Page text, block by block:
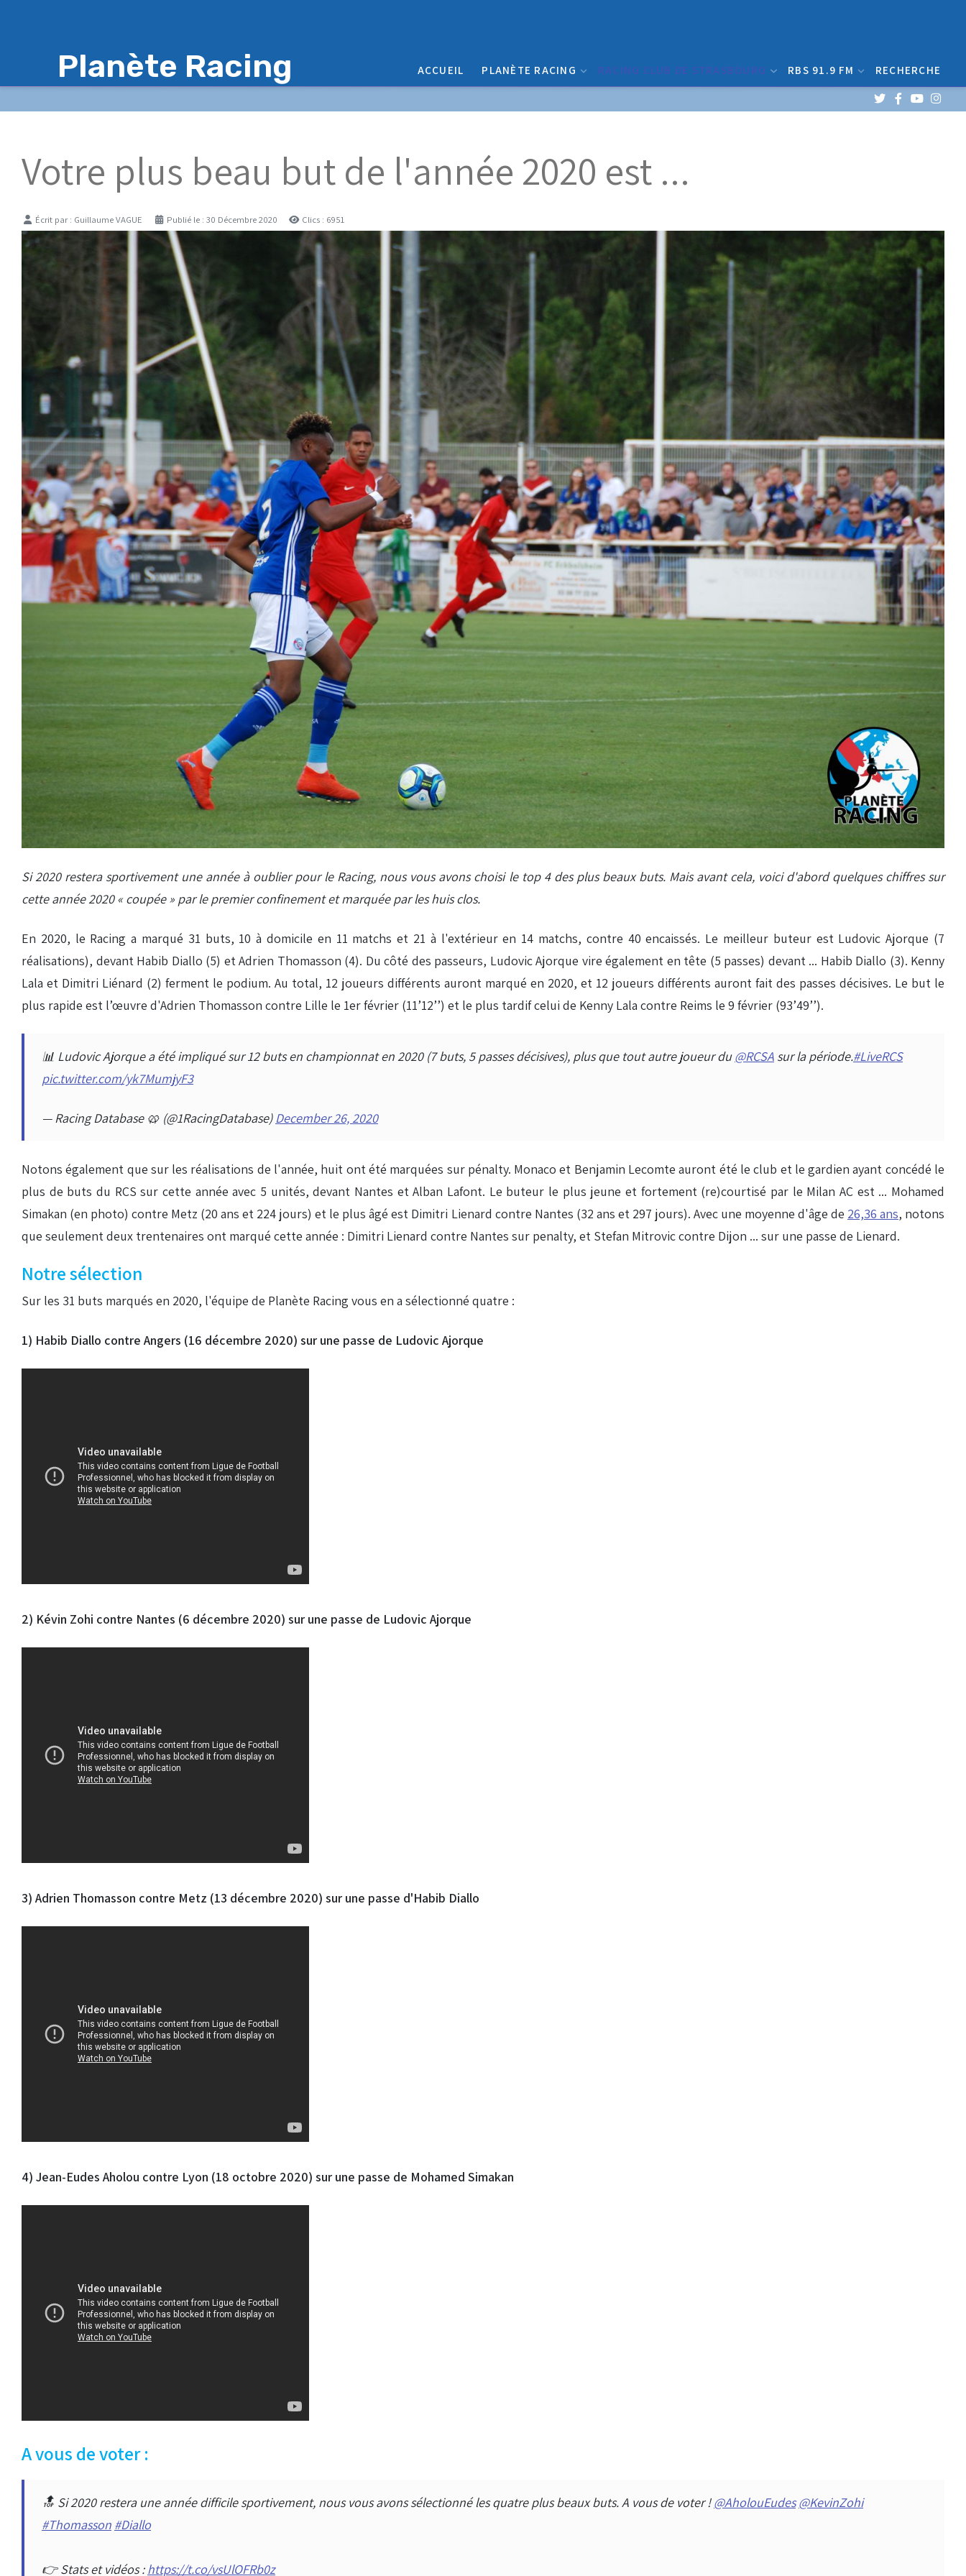
Planète Racing ACCUEIL PLANÈTE RACING RACING CLUB DE STRASBOURG RBS 91.9 FM RECHERCHE
Votre plus beau but de l'année 2020 est ...
DétailsÉcrit par : Guillaume VAGUE Publié le : 30 Décembre 2020 Clics : 6951
Si 2020 restera sportivement une année à oublier pour le Racing, nous vous avons choisi le top 4 des plus beaux buts. Mais avant cela, voici d'abord quelques chiffres sur
cette année 2020 « coupée » par le premier confinement et marquée par les huis clos.
En 2020, le Racing a marqué 31 buts, 10 à domicile en 11 matchs et 21 à l'extérieur en 14 matchs, contre 40 encaissés. Le meilleur buteur est Ludovic Ajorque (7
réalisations), devant Habib Diallo (5) et Adrien Thomasson (4). Du côté des passeurs, Ludovic Ajorque vire également en tête (5 passes) devant ... Habib Diallo (3). Kenny
Lala et Dimitri Liénard (2) ferment le podium. Au total, 12 joueurs différents auront marqué en 2020, et 12 joueurs différents auront fait des passes décisives. Le but le
plus rapide est l’œuvre d'Adrien Thomasson contre Lille le 1er février (11’12’’) et le plus tardif celui de Kenny Lala contre Reims le 9 février (93’49’’).
📊 Ludovic Ajorque a été impliqué sur 12 buts en championnat en 2020 (7 buts, 5 passes décisives), plus que tout autre joueur du@RCSA sur la période.#LiveRCS
pic.twitter.com/yk7MumjyF3
— Racing Database 🥨 (@1RacingDatabase)December 26, 2020
Notons également que sur les réalisations de l'année, huit ont été marquées sur pénalty. Monaco et Benjamin Lecomte auront été le club et le gardien ayant concédé le
plus de buts du RCS sur cette année avec 5 unités, devant Nantes et Alban Lafont. Le buteur le plus jeune et fortement (re)courtisé par le Milan AC est ... Mohamed
Simakan (en photo) contre Metz (20 ans et 224 jours) et le plus âgé est Dimitri Lienard contre Nantes (32 ans et 297 jours). Avec une moyenne d'âge de 26,36 ans, notons
que seulement deux trentenaires ont marqué cette année : Dimitri Lienard contre Nantes sur penalty, et Stefan Mitrovic contre Dijon ... sur une passe de Lienard.
Notre sélection
Sur les 31 buts marqués en 2020, l'équipe de Planète Racing vous en a sélectionné quatre :
1) Habib Diallo contre Angers (16 décembre 2020) sur une passe de Ludovic Ajorque
2) Kévin Zohi contre Nantes (6 décembre 2020) sur une passe de Ludovic Ajorque
3) Adrien Thomasson contre Metz (13 décembre 2020) sur une passe d'Habib Diallo
4) Jean-Eudes Aholou contre Lyon (18 octobre 2020) sur une passe de Mohamed Simakan
A vous de voter :
🔝 Si 2020 restera une année difficile sportivement, nous vous avons sélectionné les quatre plus beaux buts. A vous de voter !@AholouEudes @KevinZohi
#Thomasson #Diallo
👉 Stats et vidéos :https://t.co/vsUlOFRb0z